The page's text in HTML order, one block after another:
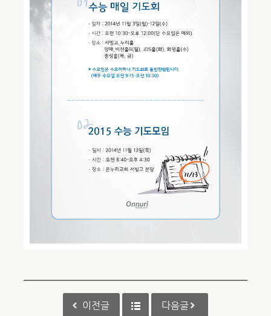
이전글 다음글